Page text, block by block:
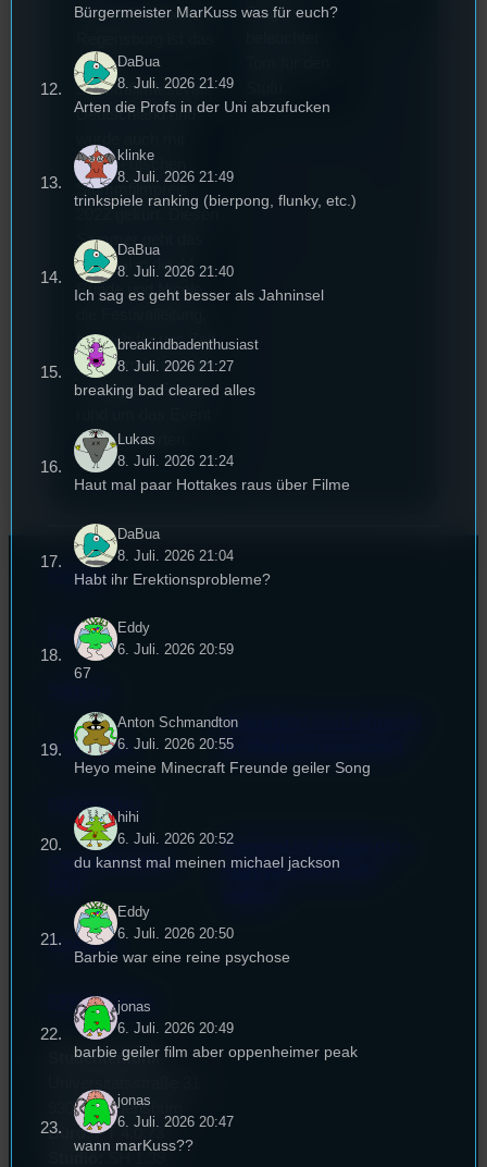
Stummfilmwoche in
älteste
Stummfilmfestivals
Deutschland und
dem deutschen
Stummfilmpreis
2022 gekürt. Diesen
Sommer geht das
Festival in die 44.
Runde und Nicole,
hat sich für uns Zeit
genommen um die
wichtigsten Fragen
zu beantworten.
Fragen
Kontakt
FAQ
Impressum
Datenschutz
Cookie-Richtlinie
Empfang
EPK & Presse
Unterstützt vom Lehrstuhl
für Medienwissenschaft
Powered by Airtime.pro –
Start your own radio
Studentenfunk
93053 Regensburg
Büro:PT 4.0.73
Bürgermeister MarKuss was für euch?
DaBua
8. Juli. 2026 21:49
Arten die Profs in der Uni abzufucken
klinke
8. Juli. 2026 21:49
trinkspiele ranking (bierpong, flunky, etc.)
DaBua
8. Juli. 2026 21:40
Ich sag es geht besser als Jahninsel
breakindbadenthusiast
8. Juli. 2026 21:27
breaking bad cleared alles
Lukas
8. Juli. 2026 21:24
Haut mal paar Hottakes raus über Filme
DaBua
8. Juli. 2026 21:04
Habt ihr Erektionsprobleme?
Eddy
6. Juli. 2026 20:59
67
Anton Schmandton
6. Juli. 2026 20:55
Heyo meine Minecraft Freunde geiler Song
hihi
6. Juli. 2026 20:52
du kannst mal meinen michael jackson
Eddy
6. Juli. 2026 20:50
Barbie war eine reine psychose
jonas
6. Juli. 2026 20:49
barbie geiler film aber oppenheimer peak
jonas
6. Juli. 2026 20:47
wann marKuss??